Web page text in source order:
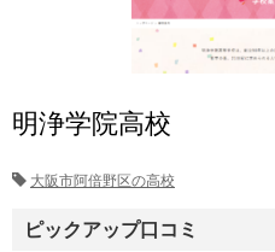
明浄学院高校
大阪市阿倍野区の高校
ピックアップ口コミ